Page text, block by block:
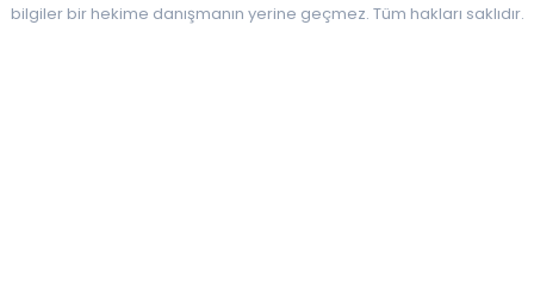
bilgiler bir hekime danışmanın yerine geçmez. Tüm hakları saklıdır.